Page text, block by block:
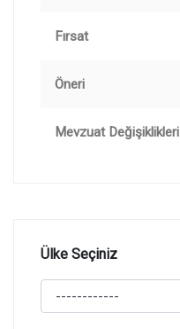
Fırsat
Öneri
Mevzuat Değişiklikleri
Ülke Seçiniz